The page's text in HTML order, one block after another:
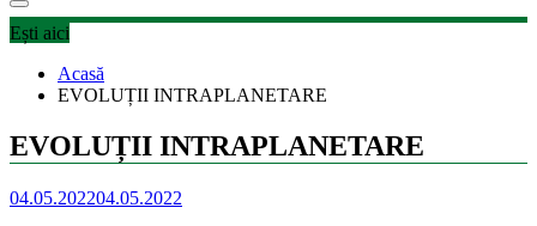
Ești aici
Acasă
EVOLUȚII INTRAPLANETARE
EVOLUȚII INTRAPLANETARE
04.05.202204.05.2022